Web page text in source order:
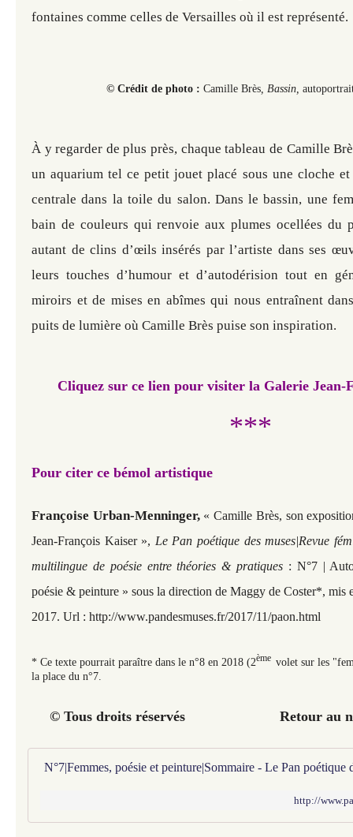
fontaines comme celles de Versailles où il est représenté.
© Crédit de photo : Camille Brès, Bassin,
À y regarder de plus près, chaque tableau de Camille
un aquarium tel ce petit jouet placé sous une cloche
centrale dans la toile du salon. Dans le bassin, une
bain de couleurs qui renvoie aux plumes ocellées du
autant de clins d’œils insérés par l’artiste dans ses
leurs touches d’humour et d’autodérision tout en
miroirs et de mises en abîmes qui nous entraînent
puits de lumière où Camille Brès puise son inspiration.
Cliquez sur ce lien pour visiter la Galerie Jean-
***
Pour citer ce bémol artistique
Françoise Urban-Menninger, « Camille Brès, son
Jean-François Kaiser », Le Pan poétique des muses|Revue
multilingue de poésie entre théories & pratiques : N°7 |
poésie & peinture » sous la direction de Maggy de Coster*, mis
2017. Url : http://www.pandesmuses.fr/2017/11/paon.html
* Ce texte pourrait paraître dans le n°8 en 2018 (2ème volet sur les
la place du n°7.
© Tous droits réservés Retour au
N°7|Femmes, poésie et peinture|Sommaire - Le Pan poétique
http://